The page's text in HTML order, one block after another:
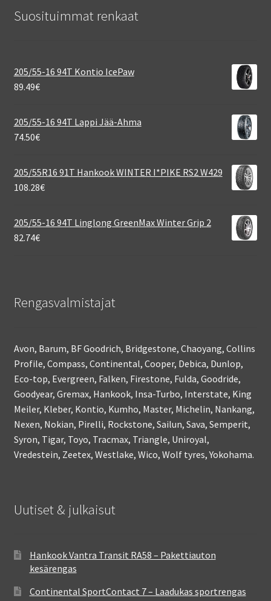
Suosituimmat renkaat
205/55-16 94T Kontio IcePaw
89.49€
205/55-16 94T Lappi Jää-Ahma
74.50€
205/55R16 91T Hankook WINTER I*PIKE RS2 W429
108.28€
205/55-16 94T Linglong GreenMax Winter Grip 2
82.74€
Rengasvalmistajat
Avon, Barum, BF Goodrich, Bridgestone, Chaoyang, Collins
Profile, Compass, Continental, Cooper, Debica, Dunlop,
Eco-top, Evergreen, Falken, Firestone, Fulda, Goodride,
Goodyear, Gremax, Hankook, Insa-Turbo, Interstate, King
Meiler, Kleber, Kontio, Kumho, Master, Michelin, Nankang,
Nexen, Nokian, Pirelli, Rockstone, Sailun, Sava, Semperit,
Syron, Tigar, Toyo, Tracmax, Triangle, Uniroyal,
Vredestein, Zeetex, Westlake, Wico, Wolf tyres, Yokohama.
Uutiset & julkaisut
Hankook Vantra Transit RA58 – Pakettiauton
kesärengas
Continental SportContact 7 – Laadukas sportrengas